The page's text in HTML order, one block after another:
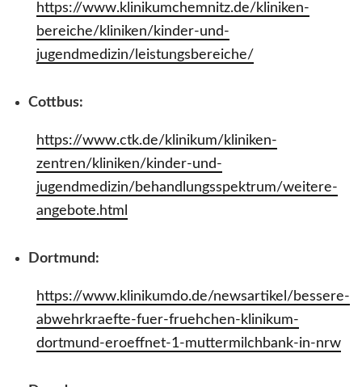
https://www.klinikumchemnitz.de/kliniken-
bereiche/kliniken/kinder-und-
jugendmedizin/leistungsbereiche/
Cottbus:
https://www.ctk.de/klinikum/kliniken-
zentren/kliniken/kinder-und-
jugendmedizin/behandlungsspektrum/weitere-
angebote.html
Dortmund:
https://www.klinikumdo.de/newsartikel/bessere-
abwehrkraefte-fuer-fruehchen-klinikum-
dortmund-eroeffnet-1-muttermilchbank-in-nrw